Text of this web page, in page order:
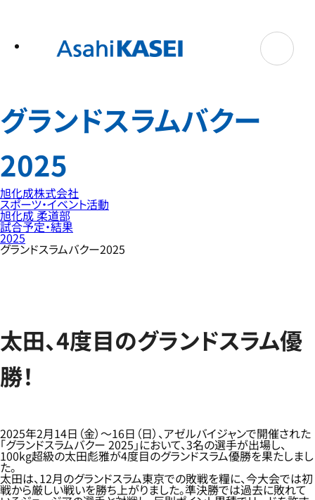
グランドスラムバクー
2025
旭化成株式会社
スポーツ・イベント活動
旭化成 柔道部
試合予定・結果
2025
グランドスラムバクー2025
太田、4度目のグランドスラム優
勝！
2025年2月14日（金）～16日（日）、アゼルバイジャンで開催された
「グランドスラムバクー 2025」において、3名の選手が出場し、
100kg超級の太田彪雅が4度目のグランドスラム優勝を果たしまし
た。
太田は、12月のグランドスラム東京での敗戦を糧に、今大会では初
戦から厳しい戦いを勝ち上がりました。準決勝では過去に敗れて